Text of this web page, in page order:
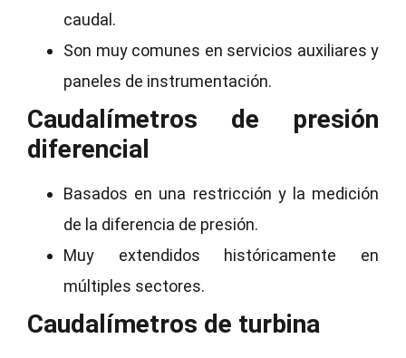
caudal.
Son muy comunes en servicios auxiliares y
paneles de instrumentación.
Caudalímetros de presión
diferencial
Basados en una restricción y la medición
de la diferencia de presión.
Muy extendidos históricamente en
múltiples sectores.
Caudalímetros de turbina